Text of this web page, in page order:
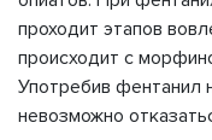
проходит этапов
происходит с
Употребив фентанил
невозможно